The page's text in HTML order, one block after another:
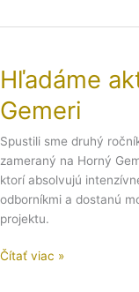
a
z
Praveku?
Hľadáme
Gemeri
Spustili sme druhý
zameraný na Horný
ktorí absolvujú
odborníkmi a dostanú
projektu.
ľudí
Hornom
Čítať viac »